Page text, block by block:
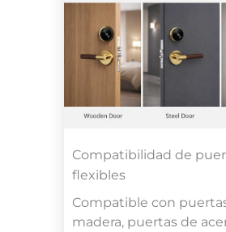
Compatibilidad de
flexibles
Compatible con
madera, puertas de